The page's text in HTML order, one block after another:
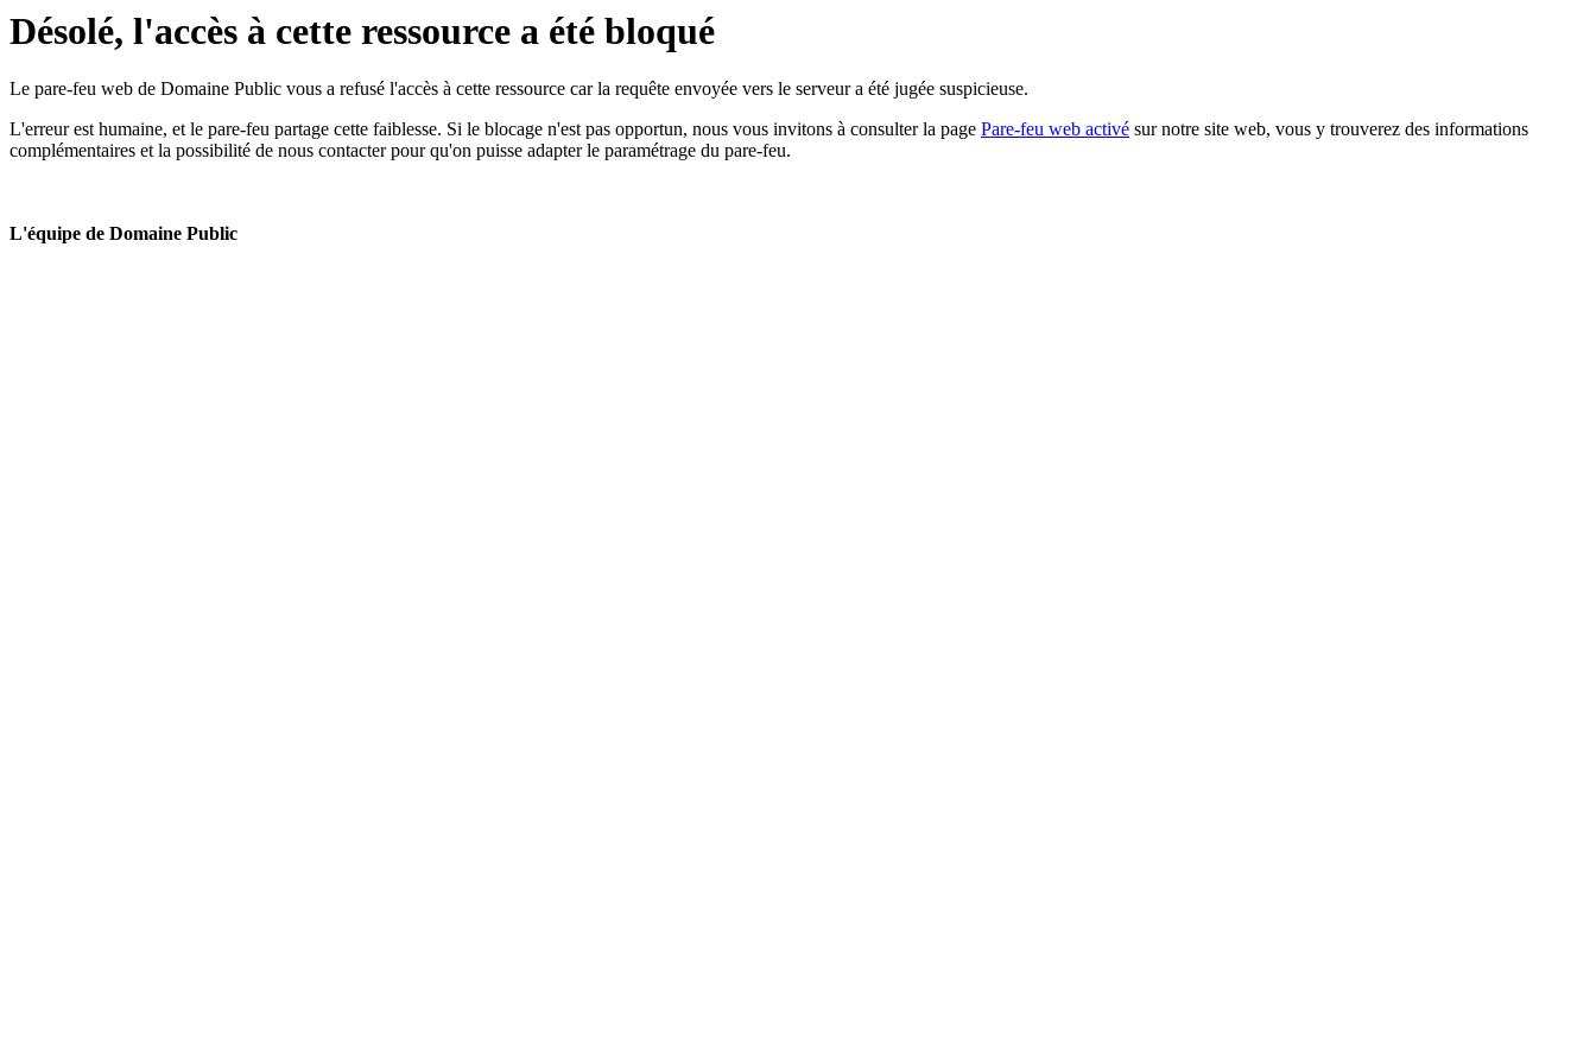
Désolé, l'accès à cette ressource a été bloqué
Le pare-feu web de Domaine Public vous a refusé l'accès à cette ressource car la requête envoyée vers le serveur a été jugée suspicieuse.
L'erreur est humaine, et le pare-feu partage cette faiblesse. Si le blocage n'est pas opportun, nous vous invitons à consulter la page Pare-feu web activé sur notre site web, vous y trouverez des informations
complémentaires et la possibilité de nous contacter pour qu'on puisse adapter le paramétrage du pare-feu.
L'équipe de Domaine Public